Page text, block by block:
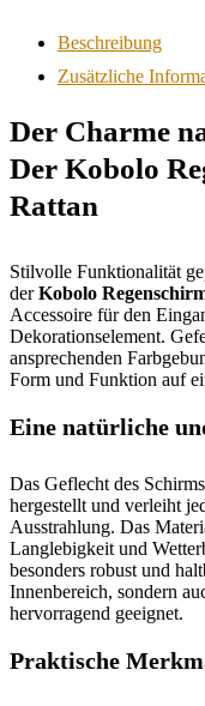
Beschreibung
Zusätzliche
Der Charme
Der Kobolo
Rattan
Stilvolle Funktionalität
derKobolo
Accessoire für den
Dekorationselement.
ansprechenden
Form und Funktion auf
Eine natürliche
Das Geflecht des
hergestellt und verleiht
Ausstrahlung. Das
Langlebigkeit und
besonders robust und
Innenbereich, sondern
hervorragend geeignet.
Praktische